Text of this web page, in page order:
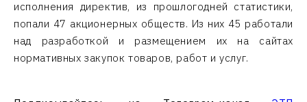
исполнения директив, из прошлогодней статистики,
попали 47 акционерных обществ. Из них 45 работали
над разработкой и размещением их на сайтах
нормативных закупок товаров, работ и услуг.